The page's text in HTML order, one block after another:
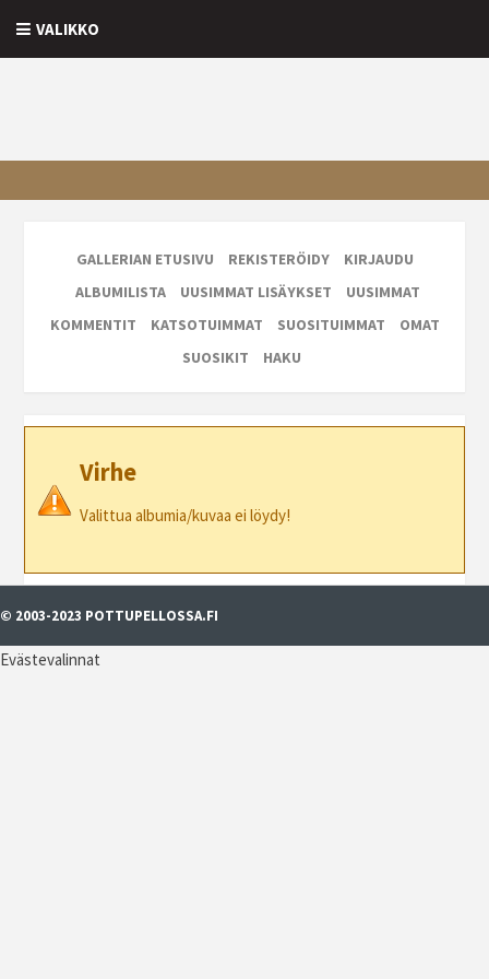
VALIKKO
GALLERIAN ETUSIVU REKISTERÖIDY
KIRJAUDU
ALBUMILISTA
UUSIMMAT LISÄYKSET
UUSIMMAT
KOMMENTIT
KATSOTUIMMAT SUOSITUIMMAT
OMAT
SUOSIKIT
HAKU
Virhe
Valittua albumia/kuvaa ei löydy!
© 2003-2023 POTTUPELLOSSA.FI
Evästevalinnat